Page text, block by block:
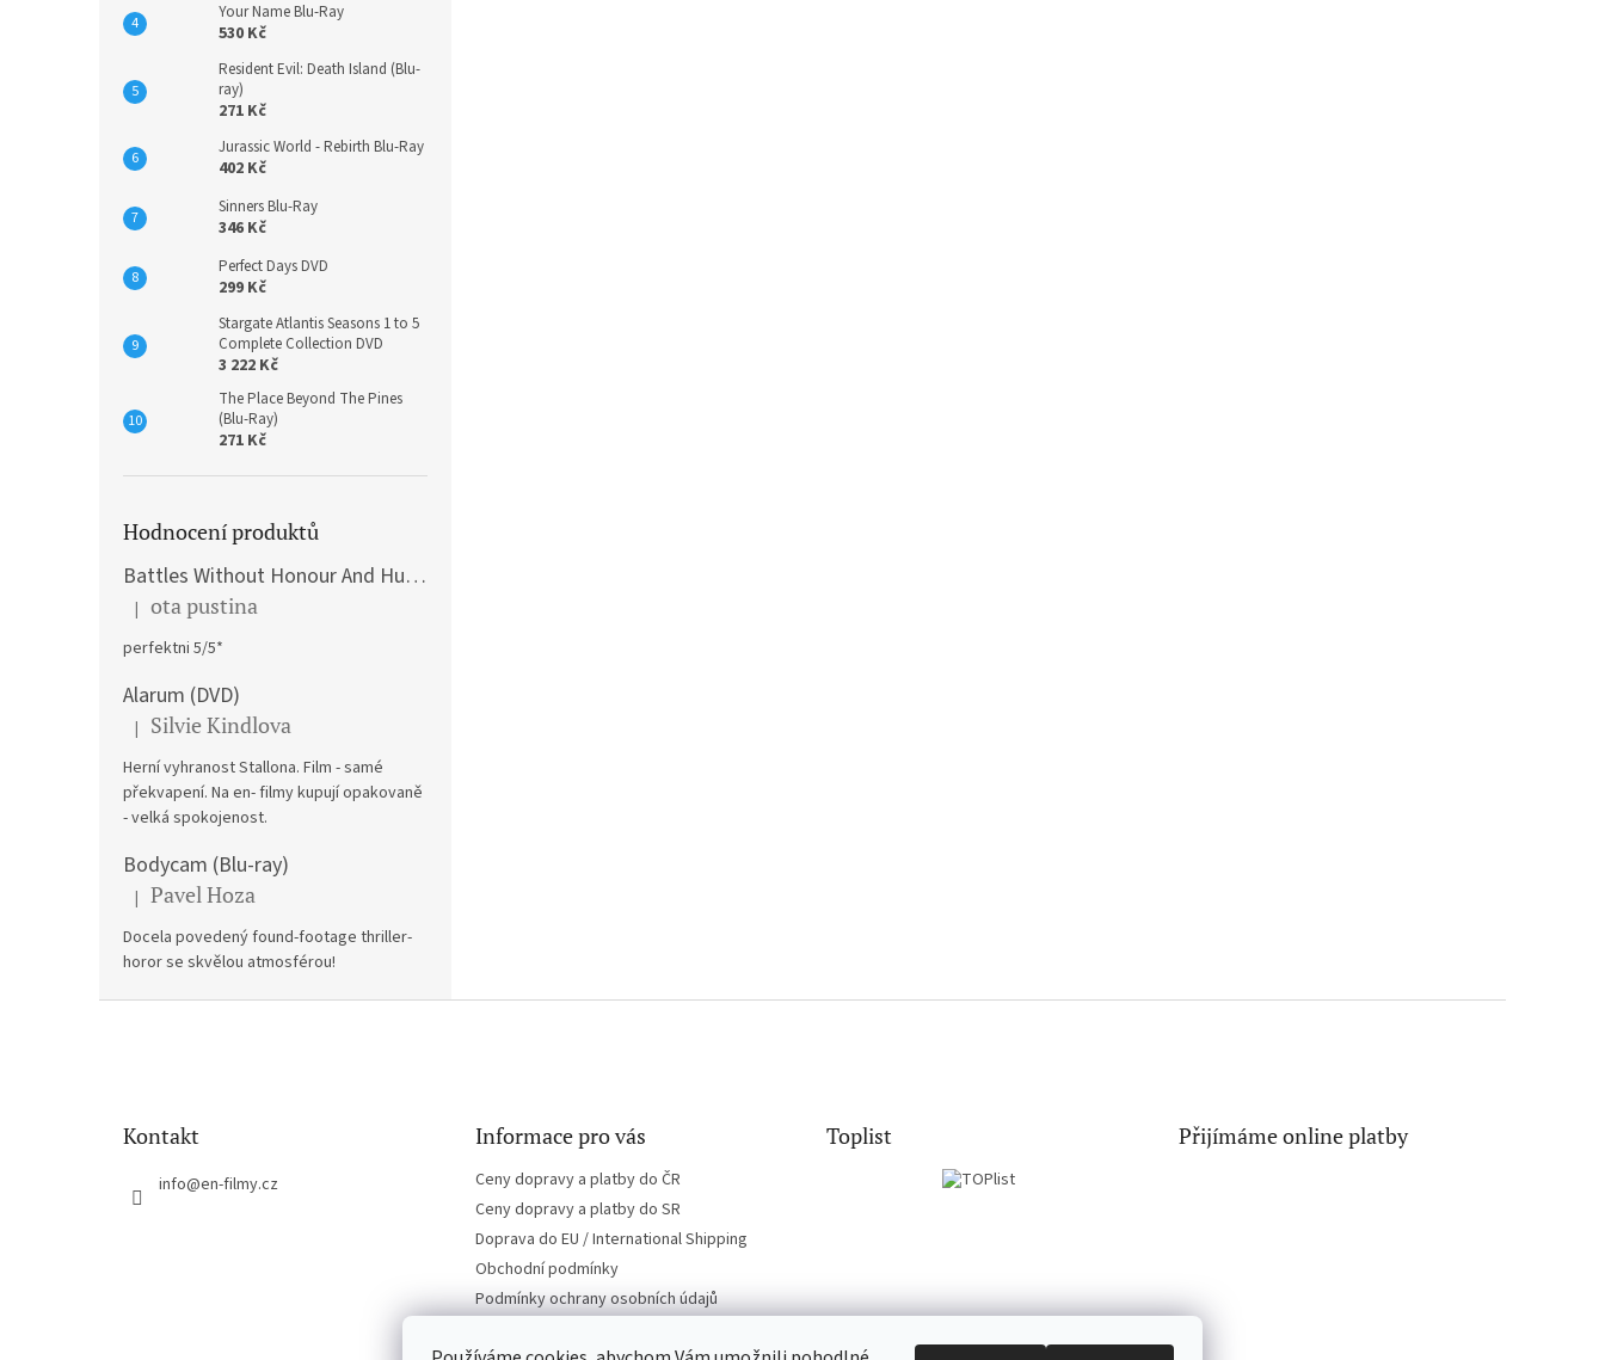
Your Name Blu-Ray
530 Kč
Resident Evil: Death Island (Blu-
ray)
271 Kč
Jurassic World - Rebirth Blu-Ray
402 Kč
Sinners Blu-Ray
346 Kč
Perfect Days DVD
299 Kč
Stargate Atlantis Seasons 1 to 5
Complete Collection DVD
3 222 Kč
The Place Beyond The Pines
(Blu-Ray)
271 Kč
Hodnocení produktů
Battles Without Honour And Humanity / Yakuza Graveyad / Street Mobster DVD
Hodnocení produktu je 5 z 5 hvězdiček.
| ota pustina
perfektni 5/5*
Alarum (DVD)
Hodnocení produktu je 5 z 5 hvězdiček.
| Silvie Kindlova
Herní vyhranost Stallona. Film - samé
překvapení. Na en- filmy kupují opakovaně
- velká spokojenost.
Bodycam (Blu-ray)
Hodnocení produktu je 5 z 5 hvězdiček.
| Pavel Hoza
Docela povedený found-footage thriller-
horor se skvělou atmosférou!
Kontakt
info@en-filmy.cz
Informace pro vás
Ceny dopravy a platby do ČR
Ceny dopravy a platby do SR
Doprava do EU / International Shipping
Obchodní podmínky
Podmínky ochrany osobních údajů
Toplist Přijímáme online platby